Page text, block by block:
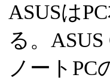
ASUSは
る。
ノート